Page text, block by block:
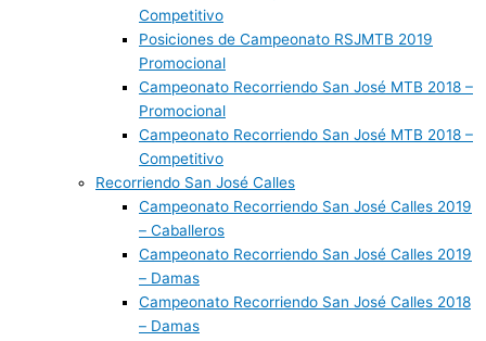
Competitivo
Posiciones de Campeonato RSJMTB 2019
Promocional
Campeonato Recorriendo San José MTB 2018 –
Promocional
Campeonato Recorriendo San José MTB 2018 –
Competitivo
Recorriendo San José Calles
Campeonato Recorriendo San José Calles 2019
– Caballeros
Campeonato Recorriendo San José Calles 2019
– Damas
Campeonato Recorriendo San José Calles 2018
– Damas